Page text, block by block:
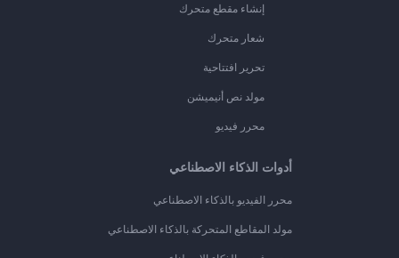
إنشاء مقطع متحرك
شعار متحرك
تحرير افتتاحية
مولد نص أنيميشن
محرر فيديو
أدوات الذكاء الاصطناعي
محرر الفيديو بالذكاء الاصطناعي
مولد المقاطع المتحركة بالذكاء الاصطناعي